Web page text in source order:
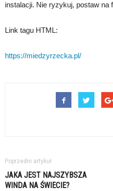
instalacji. Nie ryzykuj, postaw na
Link tagu HTML:
https://miedzyrzecka.pl/
Poprzedni artykuł
JAKA JEST NAJSZYBSZA
WINDA NA ŚWIECIE?